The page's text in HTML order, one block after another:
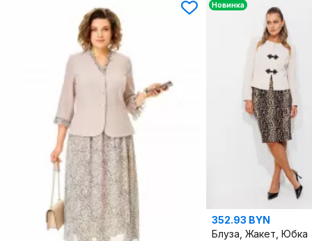
Новинка
352.93 BYN
Блуза, Жакет, Юбка